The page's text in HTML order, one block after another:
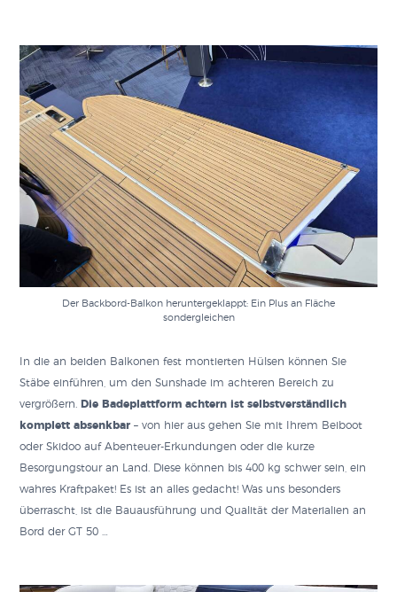
Der Backbord-Balkon heruntergeklappt: Ein Plus an Fläche
sondergleichen
In die an beiden Balkonen fest montierten Hülsen können Sie
Stäbe einführen, um den Sunshade im achteren Bereich zu
vergrößern.
Die Badeplattform achtern ist selbstverständlich
komplett absenkbar– von hier aus gehen Sie mit Ihrem Beiboot
oder Skidoo auf Abenteuer-Erkundungen oder die kurze
Besorgungstour an Land. Diese können bis 400 kg schwer sein, ein
wahres Kraftpaket! Es ist an alles gedacht! Was uns besonders
überrascht, ist die Bauausführung und Qualität der Materialien an
Bord der GT 50 …